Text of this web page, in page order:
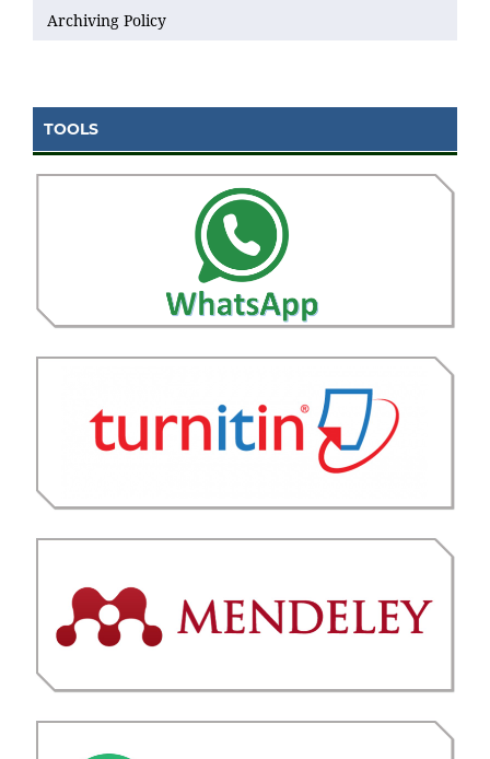
Archiving Policy
TOOLS